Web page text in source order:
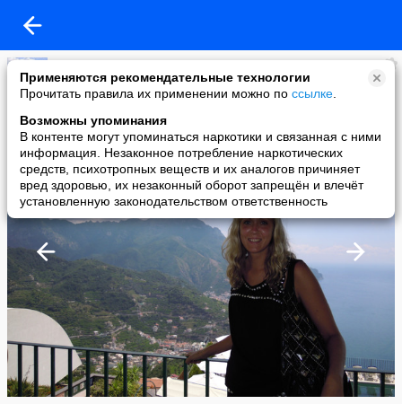
Применяются рекомендательные технологии
Прочитать правила их применении можно по ссылке
Возможны упоминания
В контенте могут упоминаться наркотики и связанная с ними
информация. Незаконное потребление наркотических
средств, психотропных веществ и их аналогов причиняет
вред здоровью, их незаконный оборот запрещён и влечёт
установленную законодательством ответственность
Анастасия
added a photo
04 Aug в 10:19